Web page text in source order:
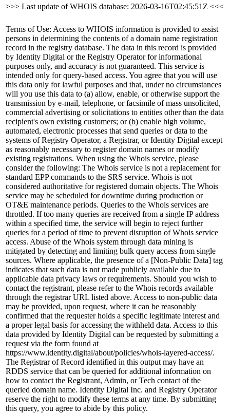
>>> Last update of WHOIS database: 2026-03-16T02:45:51Z <<<
Terms of Use: Access to WHOIS information is provided to assist
persons in determining the contents of a domain name registration
record in the registry database. The data in this record is provided
by Identity Digital or the Registry Operator for informational
purposes only, and accuracy is not guaranteed. This service is
intended only for query-based access. You agree that you will use
this data only for lawful purposes and that, under no circumstances
will you use this data to (a) allow, enable, or otherwise support the
transmission by e-mail, telephone, or facsimile of mass unsolicited,
commercial advertising or solicitations to entities other than the data
recipient's own existing customers; or (b) enable high volume,
automated, electronic processes that send queries or data to the
systems of Registry Operator, a Registrar, or Identity Digital except
as reasonably necessary to register domain names or modify
existing registrations. When using the Whois service, please
consider the following: The Whois service is not a replacement for
standard EPP commands to the SRS service. Whois is not
considered authoritative for registered domain objects. The Whois
service may be scheduled for downtime during production or
OT&E maintenance periods. Queries to the Whois services are
throttled. If too many queries are received from a single IP address
within a specified time, the service will begin to reject further
queries for a period of time to prevent disruption of Whois service
access. Abuse of the Whois system through data mining is
mitigated by detecting and limiting bulk query access from single
sources. Where applicable, the presence of a [Non-Public Data] tag
indicates that such data is not made publicly available due to
applicable data privacy laws or requirements. Should you wish to
contact the registrant, please refer to the Whois records available
through the registrar URL listed above. Access to non-public data
may be provided, upon request, where it can be reasonably
confirmed that the requester holds a specific legitimate interest and
a proper legal basis for accessing the withheld data. Access to this
data provided by Identity Digital can be requested by submitting a
request via the form found at
https://www.identity.digital/about/policies/whois-layered-access/.
The Registrar of Record identified in this output may have an
RDDS service that can be queried for additional information on
how to contact the Registrant, Admin, or Tech contact of the
queried domain name. Identity Digital Inc. and Registry Operator
reserve the right to modify these terms at any time. By submitting
this query, you agree to abide by this policy.